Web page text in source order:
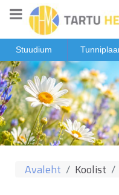
Stuudium
Avaleht Koolist